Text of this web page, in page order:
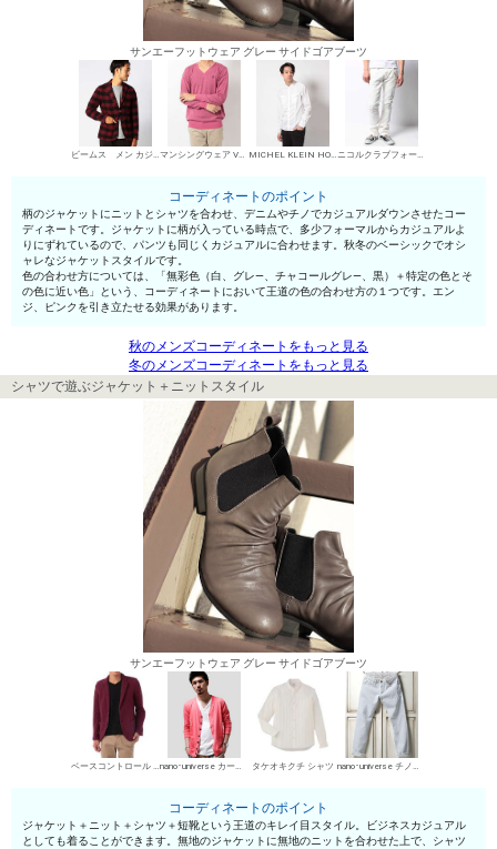
サンエーフットウェア グレー サイドゴアブーツ
ビームス メン カジュアルジャケット マンシングウェア Vネックセーター MICHEL KLEIN HOMME シャツ ニコルクラブフォーメン デニムパンツ・ジーンズ
コーディネートのポイント
柄のジャケットにニットとシャツを合わせ、デニムやチノでカジュアルダウンさせたコー
ディネートです。ジャケットに柄が入っている時点で、多少フォーマルからカジュアルよ
りにずれているので、パンツも同じくカジュアルに合わせます。秋冬のベーシックでオシ
ャレなジャケットスタイルです。
色の合わせ方については、「無彩色（白、グレ—、チャコールグレ—、黒）＋特定の色とそ
の色に近い色」という、コーディネートにおいて王道の色の合わせ方の１つです。エン
ジ、ピンクを引き立たせる効果があります。
秋のメンズコーディネートをもっと見る
冬のメンズコーディネートをもっと見る
シャツで遊ぶジャケット＋ニットスタイル
サンエーフットウェア グレー サイドゴアブーツ
ベースコントロール カジュアルジャケット nano･universe カーディガン タケオキクチ シャツ nano･universe チノパン・綿パン
コーディネートのポイント
ジャケット＋ニット＋シャツ＋短靴という王道のキレイ目スタイル。ビジネスカジュアル
としても着ることができます。無地のジャケットに無地のニットを合わせた上で、シャツ